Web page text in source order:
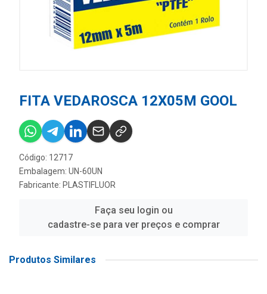
FITA VEDAROSCA 12X05M GOOL
Código: 12717
Embalagem: UN-60UN
Fabricante: PLASTIFLUOR
Faça seu login ou
cadastre-se para ver preços e comprar
Produtos Similares